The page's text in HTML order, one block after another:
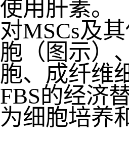
使用肝素。
对MSCs及
胞（图示）
胞、成纤维
FBS的经济
为细胞培养